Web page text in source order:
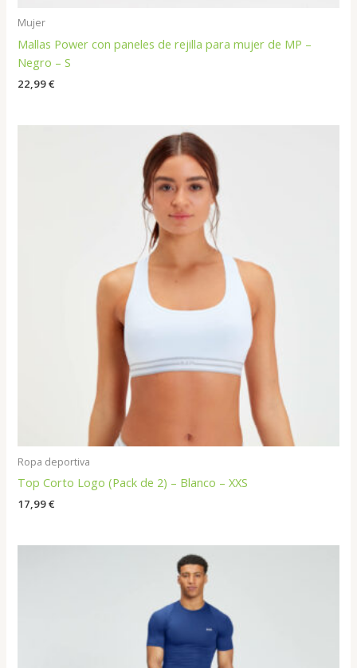
Mujer
Mallas Power con paneles de rejilla para mujer de MP –
Negro – S
22,99€
Ropa deportiva
Top Corto Logo (Pack de 2) – Blanco – XXS
17,99€